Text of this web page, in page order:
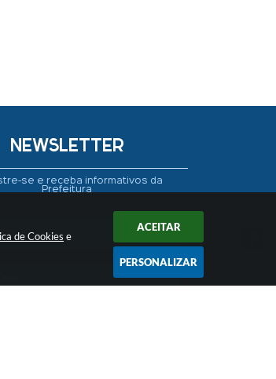
de Cookies e
ACEITAR
PERSONALIZAR
NEWSLETTER
se e receba informativos da
Prefeitura